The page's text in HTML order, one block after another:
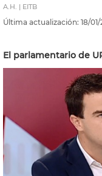
A.H. | EITB
Última actualización: 18/01/
El parlamentario de